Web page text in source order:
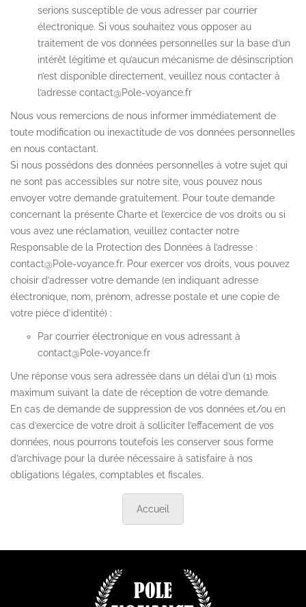
serions susceptible de vous adresser par courrier
électronique. Si vous souhaitez vous opposer au
traitement de vos données personnelles sur la base d’un
intérêt légitime et qu’aucun mécanisme de désinscription
n’est disponible directement, veuillez nous contacter à
l’adresse contact@Pole-voyance.fr
Nous vous remercions de nous informer immédiatement de
toute modification ou inexactitude de vos données personnelles
en nous contactant.
Si nous possédons des données personnelles à votre sujet qui
ne sont pas accessibles sur notre site, vous pouvez nous
envoyer votre demande gratuitement. Pour toute demande
concernant la présente Charte et l’exercice de vos droits ou si
vous avez une réclamation, veuillez contacter notre
Responsable de la Protection des Données à l’adresse :
contact@Pole-voyance.fr. Pour exercer vos droits, vous pouvez
choisir d’adresser votre demande (en indiquant adresse
électronique, nom, prénom, adresse postale et une copie de
votre pièce d’identité) :
Par courrier électronique en vous adressant à
contact@Pole-voyance.fr
Une réponse vous sera adressée dans un délai d’un (1) mois
maximum suivant la date de réception de votre demande.
En cas de demande de suppression de vos données et/ou en
cas d’exercice de votre droit à solliciter l’effacement de vos
données, nous pourrons toutefois les conserver sous forme
d’archivage pour la durée nécessaire à satisfaire à nos
obligations légales, comptables et fiscales.
Accueil